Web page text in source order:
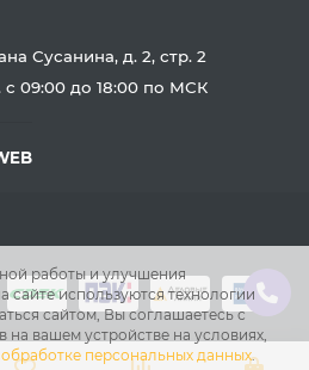
работы и улучшения
сайте используются технологии
сайтом, Вы соглашаетесь с
вашем устройстве на условиях,
персональных данных.
Сусанина, д. 2, стр. 2
09:00 до 18:00 по МСК